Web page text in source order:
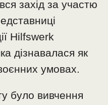
захід за участю
Hilfswerk
дізнавалася як
умовах.
було вивчення